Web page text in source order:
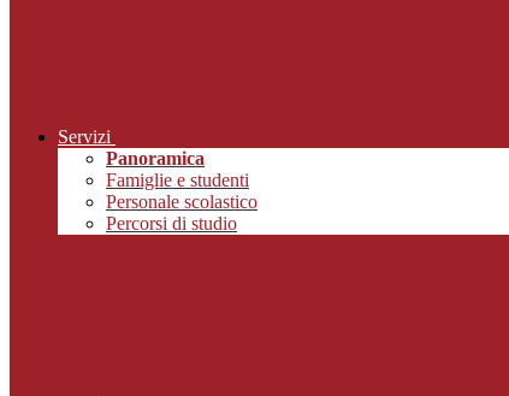
Servizi
Panoramica
Famiglie e studenti
Personale scolastico
Percorsi di studio